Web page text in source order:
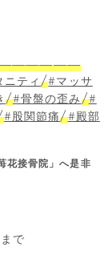
ニティ/#マッサ
/#骨盤の歪み/#
#股関節痛/#殿部
花接骨院」へ是非
で